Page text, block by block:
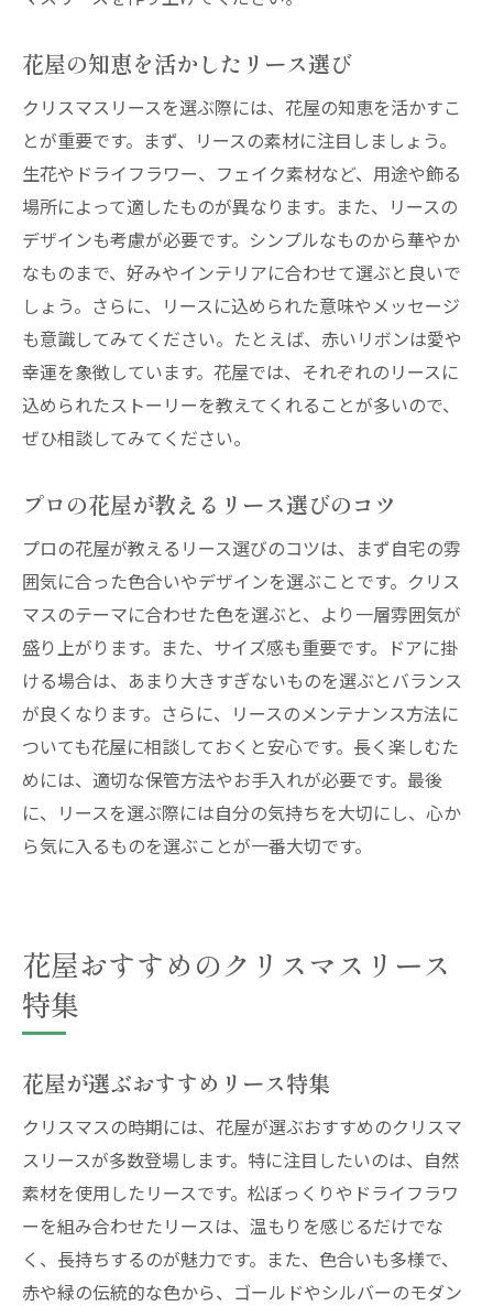
花屋の知恵を活かしたリース選び
クリスマスリースを選ぶ際には、花屋の知恵を活かすこ
とが重要です。まず、リースの素材に注目しましょう。
生花やドライフラワー、フェイク素材など、用途や飾る
場所によって適したものが異なります。また、リースの
デザインも考慮が必要です。シンプルなものから華やか
なものまで、好みやインテリアに合わせて選ぶと良いで
しょう。さらに、リースに込められた意味やメッセージ
も意識してみてください。たとえば、赤いリボンは愛や
幸運を象徴しています。花屋では、それぞれのリースに
込められたストーリーを教えてくれることが多いので、
ぜひ相談してみてください。
プロの花屋が教えるリース選びのコツ
プロの花屋が教えるリース選びのコツは、まず自宅の雰
囲気に合った色合いやデザインを選ぶことです。クリス
マスのテーマに合わせた色を選ぶと、より一層雰囲気が
盛り上がります。また、サイズ感も重要です。ドアに掛
ける場合は、あまり大きすぎないものを選ぶとバランス
が良くなります。さらに、リースのメンテナンス方法に
ついても花屋に相談しておくと安心です。長く楽しむた
めには、適切な保管方法やお手入れが必要です。最後
に、リースを選ぶ際には自分の気持ちを大切にし、心か
ら気に入るものを選ぶことが一番大切です。
花屋おすすめのクリスマスリース
特集
花屋が選ぶおすすめリース特集
クリスマスの時期には、花屋が選ぶおすすめのクリスマ
スリースが多数登場します。特に注目したいのは、自然
素材を使用したリースです。松ぼっくりやドライフラワ
ーを組み合わせたリースは、温もりを感じるだけでな
く、長持ちするのが魅力です。また、色合いも多様で、
赤や緑の伝統的な色から、ゴールドやシルバーのモダン